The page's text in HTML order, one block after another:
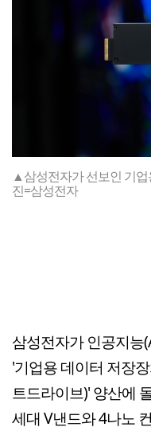
▲삼성전자가 선보인 기업
진=삼성전자
삼성전자가 인공지능
'기업용 데이터 저장
트드라이브)' 양산에
세대 V낸드와 4나노